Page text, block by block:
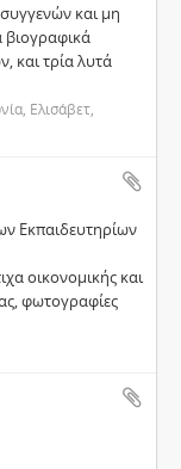
και μη
βιογραφικά
και τρία λυτά
Ελισάβετ,
Εκπαιδευτηρίων
οικονομικής και
φωτογραφίες